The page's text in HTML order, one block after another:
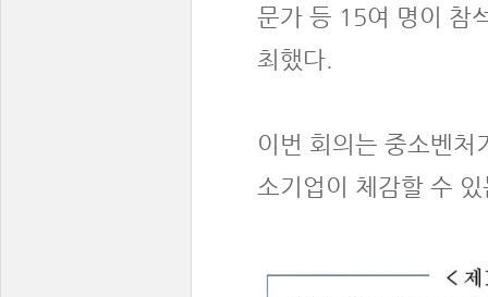
문가 등 15여 명이 참
최했다.
이번 회의는 중소벤처
소기업이 체감할 수